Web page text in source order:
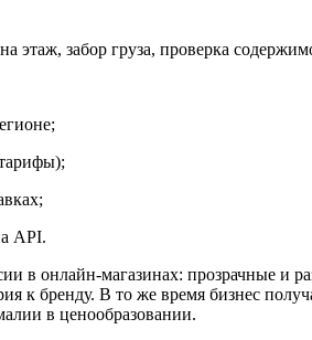
этаж, забор груза, проверка
API.
в онлайн-магазинах: прозрачные и
к бренду. В то же время бизнес
в ценообразовании.